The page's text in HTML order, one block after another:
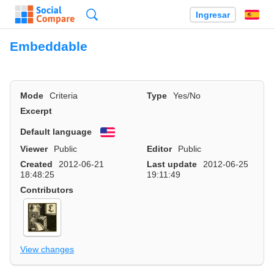
Ingresar
Embeddable
Mode Criteria Type
Yes/No
Excerpt
Default language
English
Viewer
Public Editor
Public
Created
2012-06-21
18:48:25
Last update
2012-06-25
19:11:49
Contributors
View changes